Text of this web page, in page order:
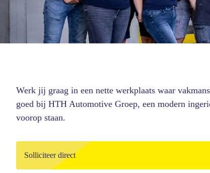
Werk jij graag in een nette werkplaats waar
goed bij HTH Automotive Groep, een modern
voorop staan.
Solliciteer direct